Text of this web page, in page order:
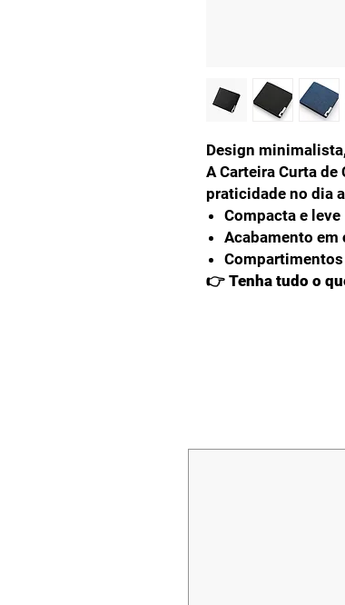
Design
A Carteira Curta
praticidade no dia
Compacta e leve
Acabamento
👉 Tenha tudo o